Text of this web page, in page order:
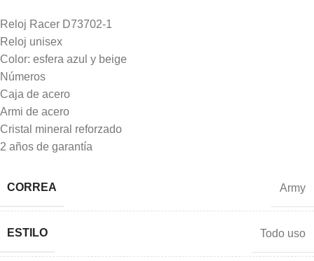
Reloj Racer D73702-1
Reloj unisex
Color: esfera azul y beige
Números
Caja de acero
Armi de acero
Cristal mineral reforzado
2 años de garantía
CORREA Army
ESTILO Todo uso